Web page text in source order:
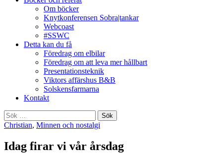
Om böcker
Knytkonferensen Sobra|tankar
Webcoast
#SSWC
Detta kan du få
Föredrag om elbilar
Föredrag om att leva mer hållbart
Presentationsteknik
Viktors affärshus B&B
Solskensfarmarna
Kontakt
Sök
efter:
Christian, Minnen och nostalgi
Idag firar vi vår årsdag